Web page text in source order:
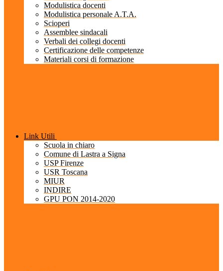
Modulistica docenti
Modulistica personale A.T.A.
Scioperi
Assemblee sindacali
Verbali dei collegi docenti
Certificazione delle competenze
Materiali corsi di formazione
Link Utili
Scuola in chiaro
Comune di Lastra a Signa
USP Firenze
USR Toscana
MIUR
INDIRE
GPU PON 2014-2020